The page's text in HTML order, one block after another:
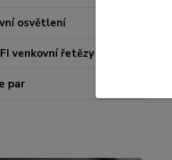
osvětlení
venkovní řetězy
par